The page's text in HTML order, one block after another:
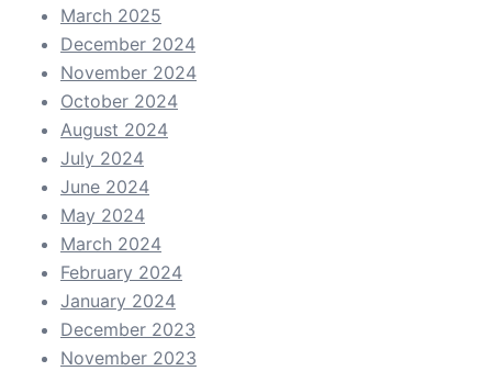
March 2025
December 2024
November 2024
October 2024
August 2024
July 2024
June 2024
May 2024
March 2024
February 2024
January 2024
December 2023
November 2023